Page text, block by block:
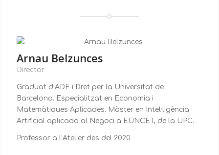
Arnau Belzunces
Director
Graduat d’ADE i Dret per la Universitat de
Barcelona. Especialitzat en Economia i
Matemàtiques Aplicades. Màster en Intel·ligència
Artificial aplicada al Negoci a EUNCET, de la UPC.
Professor a l’Atelier des del 2020